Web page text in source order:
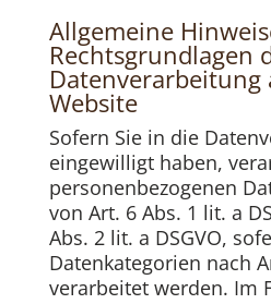
Allgemeine
Rechtsgrundlagen
Datenverarbeitung
Website
Sofern Sie in die
eingewilligt haben,
personenbezogenen
von Art. 6 Abs. 1 lit. a
Abs. 2 lit. a DSGVO,
Datenkategorien nach
verarbeitet werden. Im